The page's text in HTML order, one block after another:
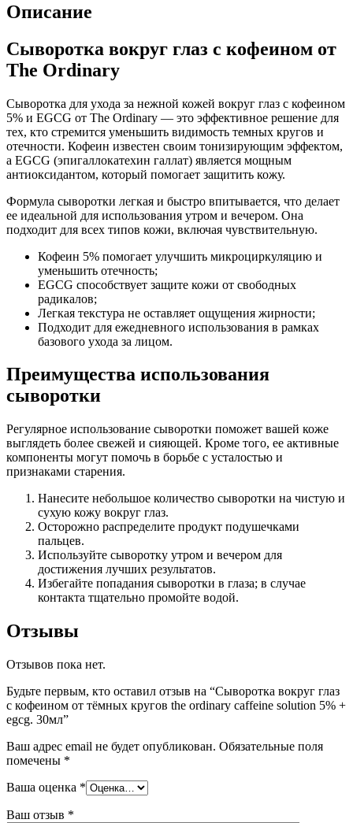
Описание
Сыворотка вокруг глаз с кофеином от
The Ordinary
Сыворотка для ухода за нежной кожей вокруг глаз с кофеином
5% и EGCG от The Ordinary — это эффективное решение для
тех, кто стремится уменьшить видимость темных кругов и
отечности. Кофеин известен своим тонизирующим эффектом,
а EGCG (эпигаллокатехин галлат) является мощным
антиоксидантом, который помогает защитить кожу.
Формула сыворотки легкая и быстро впитывается, что делает
ее идеальной для использования утром и вечером. Она
подходит для всех типов кожи, включая чувствительную.
Кофеин 5% помогает улучшить микроциркуляцию и
уменьшить отечность;
EGCG способствует защите кожи от свободных
радикалов;
Легкая текстура не оставляет ощущения жирности;
Подходит для ежедневного использования в рамках
базового ухода за лицом.
Преимущества использования
сыворотки
Регулярное использование сыворотки поможет вашей коже
выглядеть более свежей и сияющей. Кроме того, ее активные
компоненты могут помочь в борьбе с усталостью и
признаками старения.
Нанесите небольшое количество сыворотки на чистую и
сухую кожу вокруг глаз.
Осторожно распределите продукт подушечками
пальцев.
Используйте сыворотку утром и вечером для
достижения лучших результатов.
Избегайте попадания сыворотки в глаза; в случае
контакта тщательно промойте водой.
Отзывы
Отзывов пока нет.
Будьте первым, кто оставил отзыв на “Сыворотка вокруг глаз
с кофеином от тёмных кругов the ordinary caffeine solution 5% +
egcg. 30мл”
Ваш адрес email не будет опубликован. Обязательные поля
помечены *
Ваша оценка *
Ваш отзыв *